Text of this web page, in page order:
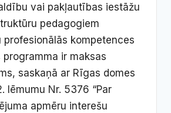
vai pakļautības iestāžu
pedagogiem
profesionālās kompetences
programma ir maksas
saskaņā ar Rīgas domes
lēmumu Nr. 5376 “Par
apmēru interešu